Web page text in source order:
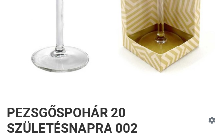
PEZSGŐSPOHÁR 20
SZÜLETÉSNAPRA 002